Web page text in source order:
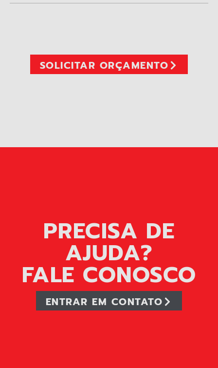
SOLICITAR ORÇAMENTO
PRECISA DE
AJUDA?
FALE CONOSCO
ENTRAR EM CONTATO